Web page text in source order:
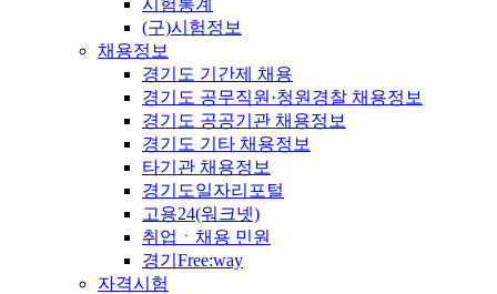
(구)시험정보
채용정보
경기도 기간제 채용
경기도 공무직원·청원경찰 채용정보
경기도 공공기관 채용정보
경기도 기타 채용정보
타기관 채용정보
경기도일자리포털
고용24(워크넷)
취업ㆍ채용 민원
경기Free:way
자격시험